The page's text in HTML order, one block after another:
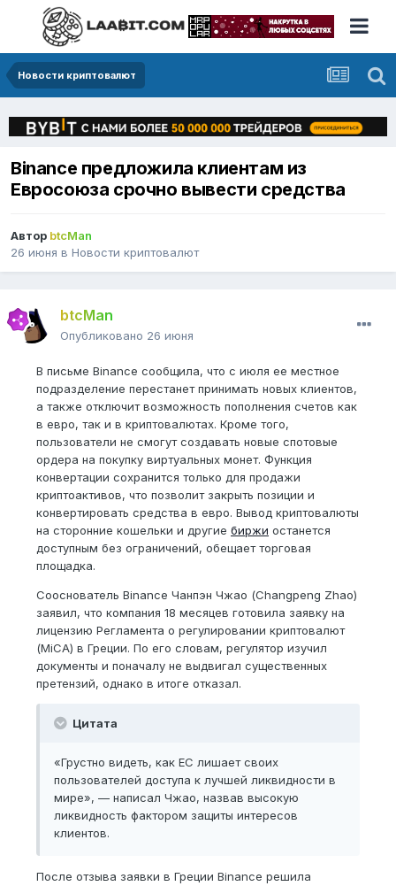
Новости криптовалют
Binance предложила клиентам из
Евросоюза срочно вывести средства
Автор btcMan
26 июня в Новости криптовалют
btcMan
Опубликовано 26 июня
В письме Binance сообщила, что с июля ее местное
подразделение перестанет принимать новых клиентов,
а также отключит возможность пополнения счетов как
в евро, так и в криптовалютах. Кроме того,
пользователи не смогут создавать новые спотовые
ордера на покупку виртуальных монет. Функция
конвертации сохранится только для продажи
криптоактивов, что позволит закрыть позиции и
конвертировать средства в евро. Вывод криптовалюты
на сторонние кошельки и другие биржи останется
доступным без ограничений, обещает торговая
площадка.
Сооснователь Binance Чанпэн Чжао (Changpeng Zhao)
заявил, что компания 18 месяцев готовила заявку на
лицензию Регламента о регулировании криптовалют
(MiCA) в Греции. По его словам, регулятор изучил
документы и поначалу не выдвигал существенных
претензий, однако в итоге отказал.
Цитата
«Грустно видеть, как ЕС лишает своих
пользователей доступа к лучшей ликвидности в
мире», — написал Чжао, назвав высокую
ликвидность фактором защиты интересов
клиентов.
После отзыва заявки в Греции Binance решила